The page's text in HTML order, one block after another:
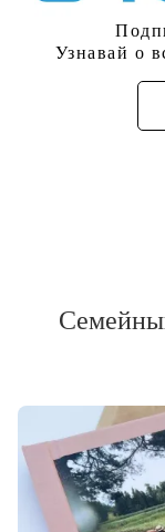
Узнавай о